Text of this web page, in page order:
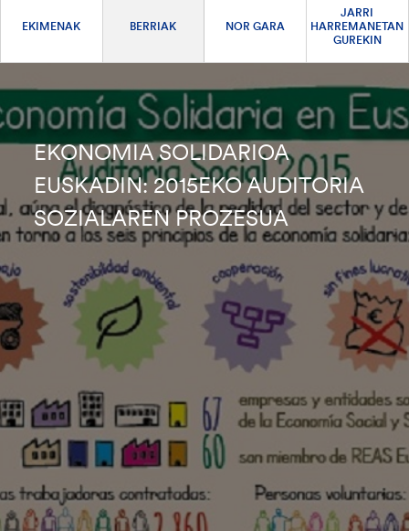
EKIMENAK BERRIAK NOR GARA
JARRI
HARREMANETAN
GUREKIN
EKONOMIA SOLIDARIOA
EUSKADIN: 2015EKO AUDITORIA
SOZIALAREN PROZESUA